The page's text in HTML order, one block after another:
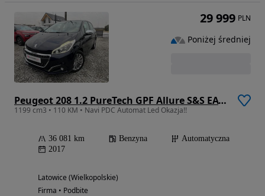
Peugeot 208 1.2 PureTech GPF Allure S&S EAT6
1199 cm3 • 110 KM • Navi PDC Automat Led Okazja!!
36 081 km Benzyna
Automatyczna
2017
Latowice (Wielkopolskie)
Firma • Podbite
29 999 PLN
Poniżej średniej